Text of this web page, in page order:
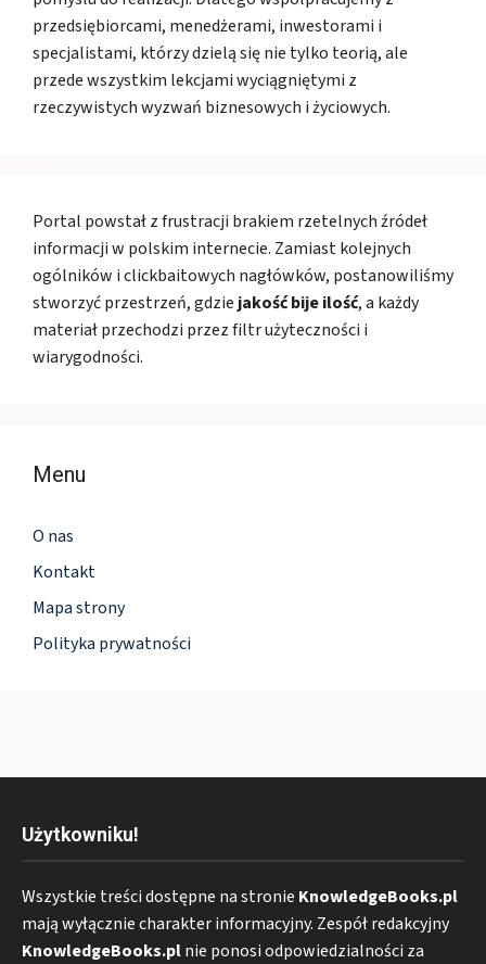
przedsiębiorcami, menedżerami, inwestorami i
specjalistami, którzy dzielą się nie tylko teorią, ale
przede wszystkim lekcjami wyciągniętymi z
rzeczywistych wyzwań biznesowych i życiowych.
Portal powstał z frustracji brakiem rzetelnych źródeł
informacji w polskim internecie. Zamiast kolejnych
ogólników i clickbaitowych nagłówków, postanowiliśmy
stworzyć przestrzeń, gdzie jakość bije ilość, a każdy
materiał przechodzi przez filtr użyteczności i
wiarygodności.
Menu
O nas
Kontakt
Mapa strony
Polityka prywatności
Użytkowniku!
Wszystkie treści dostępne na stronie KnowledgeBooks.pl
mają wyłącznie charakter informacyjny. Zespół redakcyjny
KnowledgeBooks.plnie ponosi odpowiedzialności za